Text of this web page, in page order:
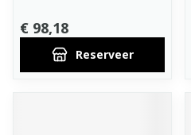
€ 98,18
Reserveer